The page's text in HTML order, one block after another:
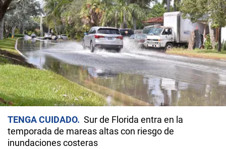
TENGA CUIDADO
Sur de Florida entra en la
temporada de mareas altas con riesgo de
inundaciones costeras